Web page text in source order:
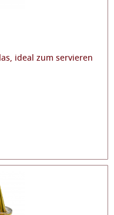
ideal zum servieren